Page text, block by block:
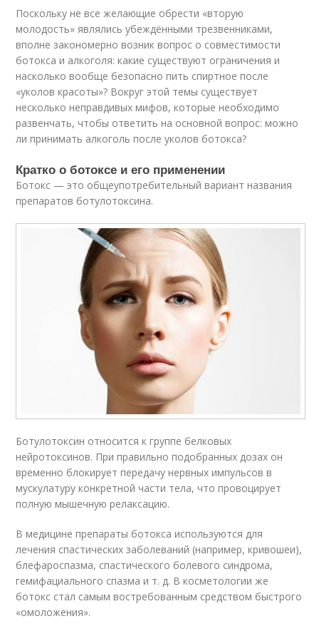
Поскольку не все желающие обрести «вторую
молодость» являлись убеждёнными трезвенниками,
вполне закономерно возник вопрос о совместимости
ботокса и алкоголя: какие существуют ограничения и
насколько вообще безопасно пить спиртное после
«уколов красоты»? Вокруг этой темы существует
несколько неправдивых мифов, которые необходимо
развенчать, чтобы ответить на основной вопрос: можно
ли принимать алкоголь после уколов ботокса?
Кратко о ботоксе и его применении
Ботокс — это общеупотребительный вариант названия
препаратов ботулотоксина.
Ботулотоксин относится к группе белковых
нейротоксинов. При правильно подобранных дозах он
временно блокирует передачу нервных импульсов в
мускулатуру конкретной части тела, что провоцирует
полную мышечную релаксацию.
В медицине препараты ботокса используются для
лечения спастических заболеваний (например, кривошеи),
блефароспазма, спастического болевого синдрома,
гемифациального спазма и т. д. В косметологии же
ботокс стал самым востребованным средством быстрого
«омоложения».